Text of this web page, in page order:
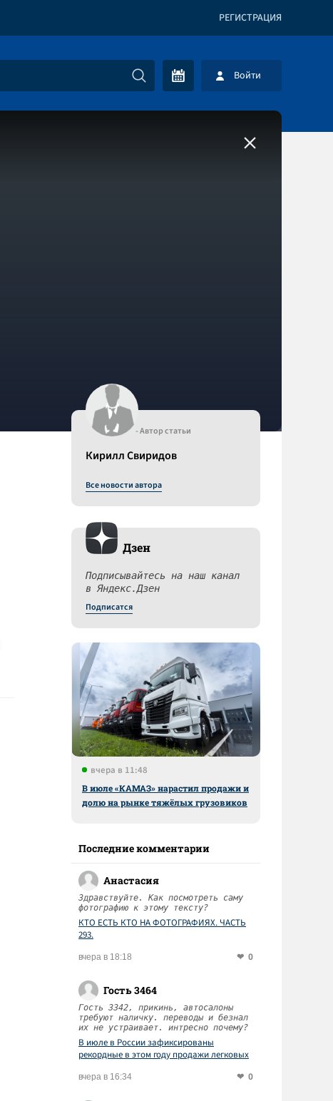
РЕГИСТРАЦИЯ
Войти
- Автор статьи
Кирилл Свиридов
Все новости автора
Дзен
Подписывайтесь на наш канал
в Яндекс.Дзен
Подписатся
вчера в 11:48
В июле «КАМАЗ» нарастил продажи и
долю на рынке тяжёлых грузовиков
Последние комментарии
Анастасия
Здравствуйте. Как посмотреть саму
фотографию к этому тексту?
КТО ЕСТЬ КТО НА ФОТОГРАФИЯХ. ЧАСТЬ
293.
вчера в 18:18 0
Гость 3464
Гость 3342, прикинь, автосалоны
требуют наличку. переводы и безнал
их не устраивает. интресно почему?
В июле в России зафиксированы
рекордные в этом году продажи легковых
вчера в 16:34 0